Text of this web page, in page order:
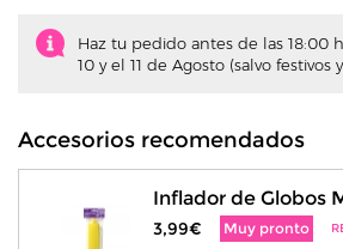
Haz tu pedido antes de las 18:00
10 y el 11 de Agosto (salvo festivos
Accesorios recomendados
Inflador de Globos
3,99€ Muy pronto